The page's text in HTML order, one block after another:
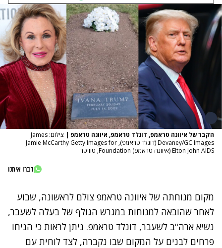
הקבר של איוונה טראמפ, דונלד טראמפ, איוונה טראמפ |
צילום: James
Devaney/GC Images (דונלד טראמפ), Jamie McCarthy Getty Images for
Elton John AIDS (איוונה טראמפ) Foundation, טוויטר
דברו איתנו
מקום מנוחתה של איוונה טראמפ צולם לראשונה, שבוע
לאחר שהובאה למנוחות במגרש הגולף של בעלה לשעבר,
נשיא ארה"ב לשעבר, דונלד טראמפ. ניתן לראות כי הניחו
פרחים לבנים על המקום שבו נקברה, לצד לוחית עם